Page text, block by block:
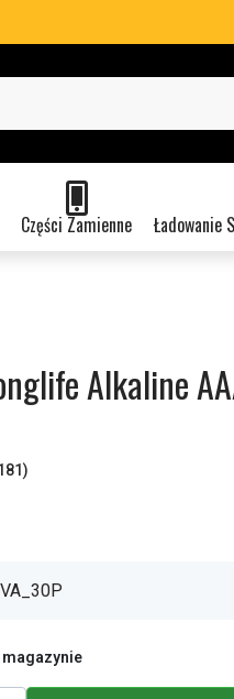
Części Zamienne Ładowanie
Alkaline
magazynie